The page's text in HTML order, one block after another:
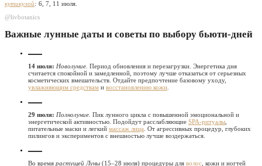
кутикулой: 6, 7, 11 июля.
@livbotanics
Важные лунные даты и советы по выбору бьюти-дней
14 июля: Новолуние. Период обновления и перезагрузки. Энергетика дня
считается спокойной и замедленной, поэтому лучше отказаться от серьезных
косметических вмешательств. Отдайте предпочтение базовому уходу,
увлажняющим средствам и восстановлению кожи
29 июля: Полнолуние. Пик лунного цикла с повышенной эмоциональной и
энергетической активностью. Подойдут расслабляющие SPA-ритуалы
питательные маски и легкий массаж лица . От агрессивных процедур, глубоких
пилингов и экспериментов с внешностью лучше воздержаться.
Во время растущей Луны (15–28 июля) процедуры для волос , кожи и ногтей